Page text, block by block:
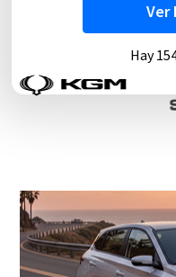
Ver
Hay